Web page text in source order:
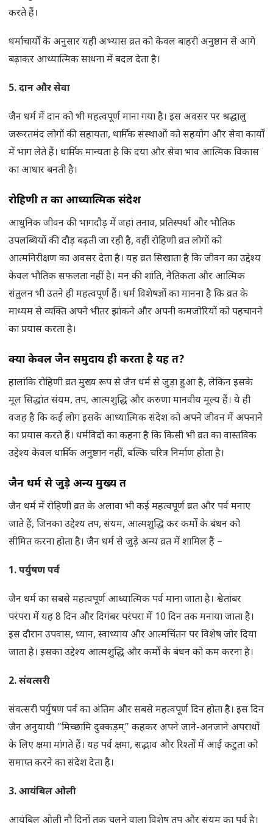
करते हैं।
धर्माचार्यों के अनुसार यही अभ्यास व्रत को केवल बाहरी अनुष्ठान से आगे
बढ़ाकर आध्यात्मिक साधना में बदल देता है।
5.दान और सेवा
जैन धर्म में दान को भी महत्वपूर्ण माना गया है। इस अवसर पर श्रद्धालु
जरूरतमंद लोगों की सहायता, धार्मिक संस्थाओं को सहयोग और सेवा कार्यों
में भाग लेते हैं। धार्मिक मान्यता है कि दया और सेवा भाव आत्मिक विकास
का आधार बनती है।
रोहिणी व्रत का आध्यात्मिक संदेश
आधुनिक जीवन की भागदौड़ में जहां तनाव, प्रतिस्पर्धा और भौतिक
उपलब्धियों की दौड़ बढ़ती जा रही है, वहीं रोहिणी व्रत लोगों को
आत्मनिरीक्षण का अवसर देता है। यह व्रत सिखाता है कि जीवन का उद्देश्य
केवल भौतिक सफलता नहीं है। मन की शांति, नैतिकता और आत्मिक
संतुलन भी उतने ही महत्वपूर्ण हैं। धर्म विशेषज्ञों का मानना है कि व्रत के
माध्यम से व्यक्ति अपने भीतर झांकने और अपनी कमजोरियों को पहचानने
का प्रयास करता है।
क्या केवल जैन समुदाय ही करता है यह व्रत?
हालांकि रोहिणी व्रत मुख्य रूप से जैन धर्म से जुड़ा हुआ है, लेकिन इसके
मूल सिद्धांत संयम, तप, आत्मशुद्धि और करुणा मानवीय मूल्य हैं। ये ही
वजह है कि कई लोग इसके आध्यात्मिक संदेश को अपने जीवन में अपनाने
का प्रयास करते हैं। धर्मविदों का कहना है कि किसी भी व्रत का वास्तविक
उद्देश्य केवल धार्मिक अनुष्ठान नहीं, बल्कि चरित्र निर्माण होता है।
जैन धर्म से जुड़े अन्य मुख्य व्रत
जैन धर्म में रोहिणी व्रत के अलावा भी कई महत्वपूर्ण व्रत और पर्व मनाए
जाते हैं, जिनका उद्देश्य तप, संयम, आत्मशुद्धि कर कर्मों के बंधन को
सीमित करना होता है। जैन धर्म से जुड़े अन्य व्रत में शामिल हैं –
1.पर्युषण पर्व
जैन धर्म का सबसे महत्वपूर्ण आध्यात्मिक पर्व माना जाता है। श्वेतांबर
परंपरा में यह 8 दिन और दिगंबर परंपरा में 10 दिन तक मनाया जाता है।
इस दौरान उपवास, ध्यान, स्वाध्याय और आत्मचिंतन पर विशेष जोर दिया
जाता है। इसका उद्देश्य आत्मशुद्धि और कर्मों के बंधन को कम करना है।
2.संवत्सरी
संवत्सरी पर्युषण पर्व का अंतिम और सबसे महत्वपूर्ण दिन होता है। इस दिन
जैन अनुयायी “मिच्छामि दुक्कड़म्” कहकर अपने जाने-अनजाने अपराधों
के लिए क्षमा मांगते हैं। यह पर्व क्षमा, सद्भाव और रिश्तों में आई कटुता को
समाप्त करने का संदेश देता है।
3.आयंबिल ओली